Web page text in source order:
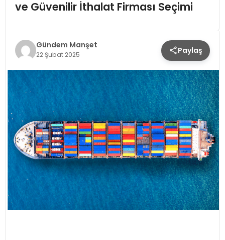
SPOR
YAŞAM
ve Güvenilir İthalat Firması Seçimi
Gündem Manşet
22 Şubat 2025 Paylaş